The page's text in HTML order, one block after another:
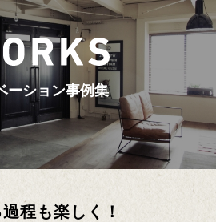
ーション事例集
程も楽しく！